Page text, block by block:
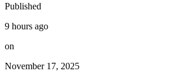
Published
9 hours ago
on
November 17, 2025